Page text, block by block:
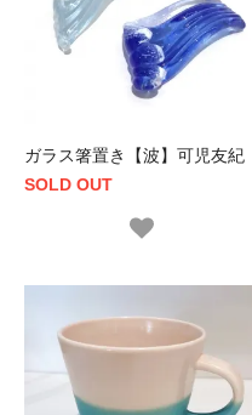
ガラス箸置き【波】可児友紀
SOLD OUT